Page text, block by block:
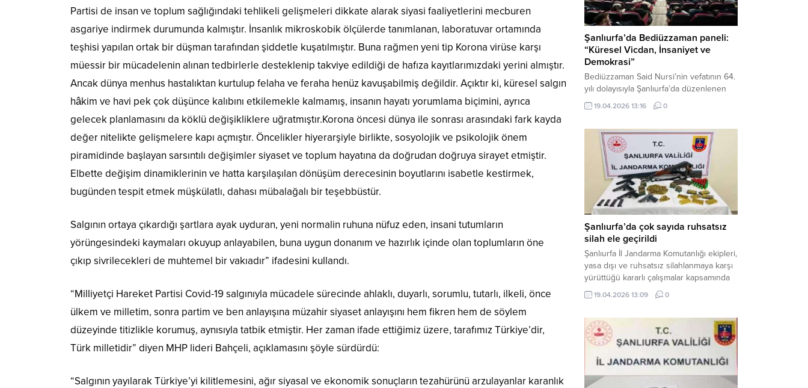
Partisi de insan ve toplum sağlığındaki tehlikeli gelişmeleri dikkate alarak siyasi faaliyetlerini mecburen
asgariye indirmek durumunda kalmıştır. İnsanlık mikroskobik ölçülerde tanımlanan, laboratuvar ortamında
teşhisi yapılan ortak bir düşman tarafından şiddetle kuşatılmıştır. Buna rağmen yeni tip Korona virüse karşı
müessir bir mücadelenin alınan tedbirlerle desteklenip takviye edildiği de hafıza kayıtlarımızdaki yerini almıştır.
Ancak dünya menhus hastalıktan kurtulup felaha ve feraha henüz kavuşabilmiş değildir. Açıktır ki, küresel salgın
hâkim ve havi pek çok düşünce kalıbını etkilemekle kalmamış, insanın hayatı yorumlama biçimini, ayrıca
gelecek planlamasını da köklü değişikliklere uğratmıştır.Korona öncesi dünya ile sonrası arasındaki fark kayda
değer nitelikte gelişmelere kapı açmıştır. Öncelikler hiyerarşiyle birlikte, sosyolojik ve psikolojik önem
piramidinde başlayan sarsıntılı değişimler siyaset ve toplum hayatına da doğrudan doğruya sirayet etmiştir.
Elbette değişim dinamiklerinin ve hatta karşılaşılan dönüşüm derecesinin boyutlarını isabetle kestirmek,
bugünden tespit etmek müşkülatlı, dahası mübalağalı bir teşebbüstür.
Salgının ortaya çıkardığı şartlara ayak uyduran, yeni normalin ruhuna nüfuz eden, insani tutumların
yörüngesindeki kaymaları okuyup anlayabilen, buna uygun donanım ve hazırlık içinde olan toplumların öne
çıkıp sivrilecekleri de muhtemel bir vakıadır” ifadesini kullandı.
“Milliyetçi Hareket Partisi Covid-19 salgınıyla mücadele sürecinde ahlaklı, duyarlı, sorumlu, tutarlı, ilkeli, önce
ülkem ve milletim, sonra partim ve ben anlayışına müzahir siyaset anlayışını hem fikren hem de söylem
düzeyinde titizlikle korumuş, aynısıyla tatbik etmiştir. Her zaman ifade ettiğimiz üzere, tarafımız Türkiye’dir,
Türk milletidir” diyen MHP lideri Bahçeli, açıklamasını şöyle sürdürdü:
“Salgının yayılarak Türkiye’yi kilitlemesini, ağır siyasal ve ekonomik sonuçların tezahürünü arzulayanlar karanlık
Şanlıurfa’da Bediüzzaman paneli:
“Küresel Vicdan, İnsaniyet ve
Demokrasi”
Bediüzzaman Said Nursi’nin vefatının 64.
yılı dolayısıyla Şanlıurfa’da düzenlenen
panelde, günümüzün manevi ve
toplumsal sorunlarına Risale-i Nur
Necmettin Cevheri Kültür Merkezi’nde
gerçekleştirilen “Küresel Vicdan,
İnsaniyet ve Demokrasi” başlıklı panel,
hürriyet, adalet ve hukuk vurgularıyla
yoğun katılıma sahne oldu. Haber
Merkezi – Bediüzzaman Eğitim Kültür ve
Sanat...
19.04.2026 13:16 0
Şanlıurfa’da çok sayıda ruhsatsız
silah ele geçirildi
Şanlıurfa İl Jandarma Komutanlığı ekipleri,
yasa dışı ve ruhsatsız silahlanmaya karşı
yürüttüğü kararlı çalışmalar kapsamında
Bozova ilçesinde bir ikamete operasyon
düzenledi. Yapılan aramada çok sayıda
mühimmat ele geçirildi. Haber Merkezi –
Şanlıurfa Valiliği İl Basın ve Halkla İlişkiler
Müdürlüğü tarafından yapılan açıklamaya
göre; 17 Nisan...
19.04.2026 13:09 0